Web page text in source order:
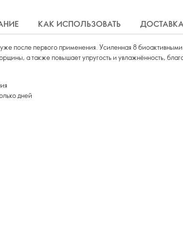
КАК ИСПОЛЬЗОВАТЬ
после первого применения. Усиленная 8
а также повышает упругость и увлажнённость,
дней